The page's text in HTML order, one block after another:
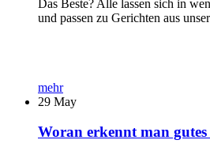
Das Beste? Alle lassen sich in
und passen zu Gerichten aus
mehr
29 May
Woran erkennt man